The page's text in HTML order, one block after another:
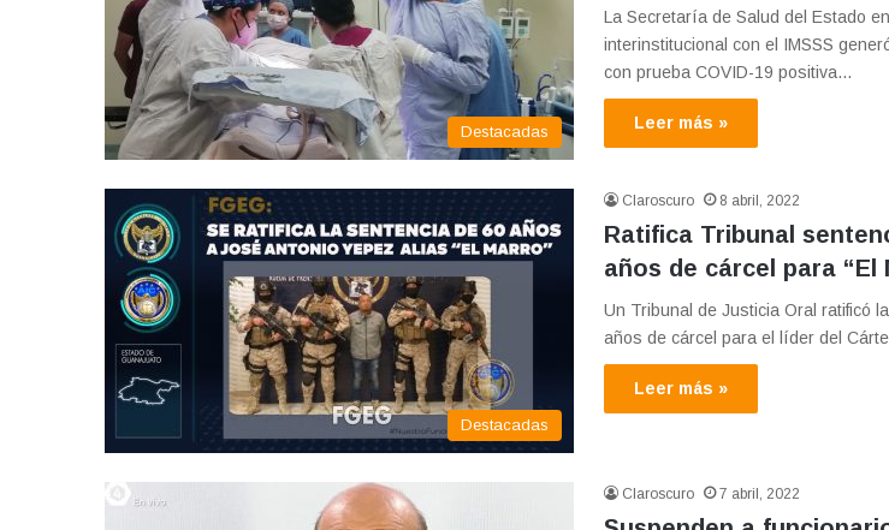
Destacadas
La Secretaría de Salud del Estado
interinstitucional con el IMSSS
con prueba COVID-19 positiva…
Leer más »
Destacadas
Claroscuro 8 abril, 2022
Ratifica Tribunal
años de cárcel para “El
Un Tribunal de Justicia Oral ratificó
años de cárcel para el líder del
Leer más »
Claroscuro 7 abril, 2022